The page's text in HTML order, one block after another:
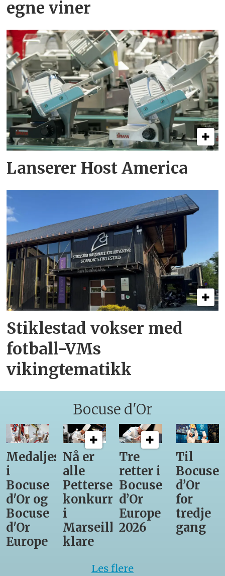
egne viner
Lanserer Host America
Stiklestad vokser med
fotball-VMs
vikingtematikk
Bocuse d'Or
Medaljestatistikk
i
Bocuse
d'Or og
Bocuse
d'Or
Europe
Nå er
alle
Pettersens
konkurrenter
i
Marseille
klare
Tre
retter i
Bocuse
d’Or
Europe
2026
Til
Bocuse
d’Or
for
tredje
gang
Les flere